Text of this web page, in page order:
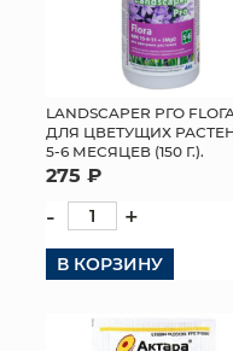
LANDSCAPER РГО
ДЛЯ ЦВЕТУЩИХ
5-6 МЕСЯЦЕВ (150 Г.).
275 ₽
- +
В КОРЗИНУ